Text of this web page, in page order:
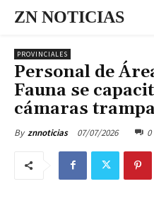
ZN NOTICIAS
PROVINCIALES
Personal de
Fauna se
cámaras
By znnoticias 07/07/2026 0